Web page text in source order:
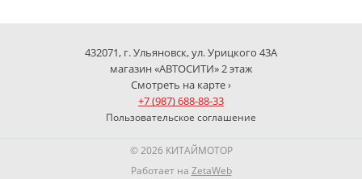
432071, г. Ульяновск, ул. Урицкого 43А
магазин «АВТОСИТИ» 2 этаж
Смотреть на карте ›
+7 (987) 688-88-33
Пользовательское соглашение
© 2026 КИТАЙМОТОР
Работает на ZetaWeb